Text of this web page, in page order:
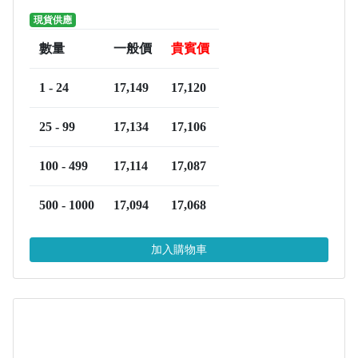
現貨供應
數量 一般價 貴賓價
1 - 24 17,149 17,120
25 - 99 17,134 17,106
100 - 499 17,114 17,087
500 - 1000 17,094 17,068
加入購物車